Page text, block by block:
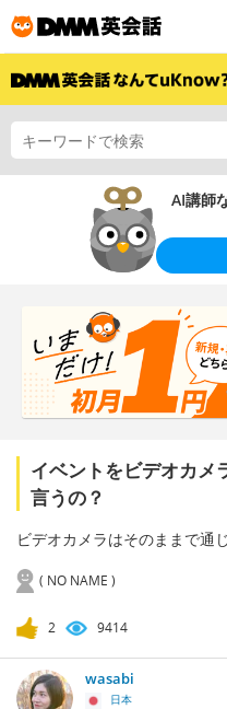
AI講師
イベントをビデオカメ
言うの？
ビデオカメラはそのままで通
( NO NAME )
2 9414
wasabi
日本